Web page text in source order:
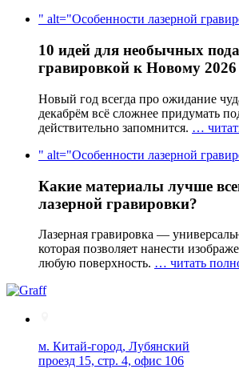
" alt="Особенности лазерной
10 идей для необычных
гравировкой к Новому 2026
Новый год всегда про ожидание
декабрём всё сложнее придумать
действительно запомнится. …
" alt="Особенности лазерной
Какие материалы лучше
лазерной гравировки?
Лазерная гравировка —
которая позволяет нанести
любую поверхность. … читать
м. Китай-город, Лубянский
проезд 15, стр. 4, офис 106